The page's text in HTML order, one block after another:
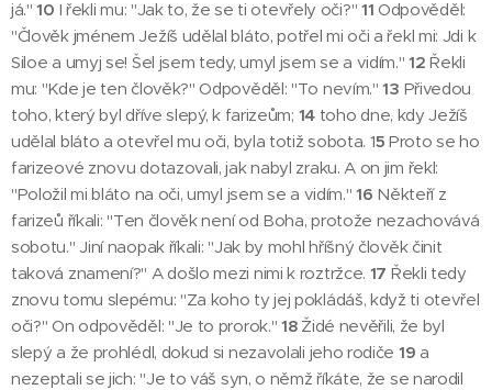
já."10 I řekli mu: "Jak to, že se ti otevřely oči?" 11 Odpověděl:
"Člověk jménem Ježíš udělal bláto, potřel mi oči a řekl mi: Jdi k
Siloe a umyj se! Šel jsem tedy, umyl jsem se a vidím."12 Řekli
mu: "Kde je ten člověk?" Odpověděl: "To nevím."13 Přivedou
toho, který byl dříve slepý, k farizeům; 14toho dne, kdy Ježíš
udělal bláto a otevřel mu oči, byla totiž sobota. 15 Proto se ho
farizeové znovu dotazovali, jak nabyl zraku. A on jim řekl:
"Položil mi bláto na oči, umyl jsem se a vidím."16 Někteří z
farizeů říkali: "Ten člověk není od Boha, protože nezachovává
sobotu." Jiní naopak říkali: "Jak by mohl hříšný člověk činit
taková znamení?" A došlo mezi nimi k roztržce. 17 Řekli tedy
znovu tomu slepému: "Za koho ty jej pokládáš, když ti otevřel
oči?" On odpověděl: "Je to prorok."18Židé nevěřili, že byl
slepý a že prohlédl, dokud si nezavolali jeho rodiče 19 a
nezeptali se jich: "Je to váš syn, o němž říkáte, že se narodil